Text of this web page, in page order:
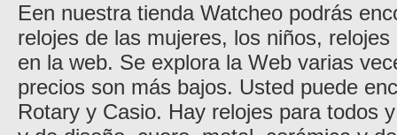
Een nuestra tienda Watcheo podrás
relojes de las mujeres, los niños,
en la web. Se explora la Web varias
precios son más bajos. Usted puede
Rotary y Casio. Hay relojes para todos